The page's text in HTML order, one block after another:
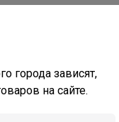
города зависят,
на сайте.